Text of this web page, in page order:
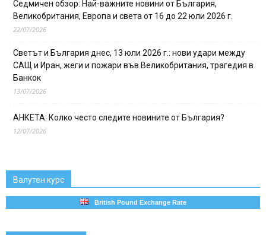
Седмичен обзор: Най-важните новини от България,
Великобритания, Европа и света от 16 до 22 юли 2026 г.
22/07/2026
Светът и България днес, 13 юли 2026 г.: нови удари между
САЩ и Иран, жеги и пожари във Великобритания, трагедия в
Банкок
13/07/2026
АНКЕТА: Колко често следите новините от България?
12/07/2026
Валутен курс
British Pound Exchange Rate